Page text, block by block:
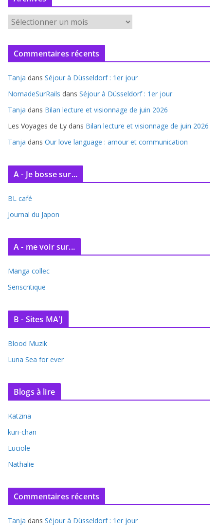
r
c
v
e
s
Commentaires récents
Tanja dans Séjour à Düsseldorf : 1er jour
NomadeSurRails dans Séjour à Düsseldorf : 1er jour
Tanja dans Bilan lecture et visionnage de juin 2026
Les Voyages de Ly dans Bilan lecture et visionnage de juin 2026
Tanja dans Our love language : amour et communication
A - Je bosse sur...
BL café
Journal du Japon
A - me voir sur...
Manga collec
Senscritique
B - Sites MA'J
Blood Muzik
Luna Sea for ever
Blogs à lire
Katzina
kuri-chan
Luciole
Nathalie
Commentaires récents
Tanja dans Séjour à Düsseldorf : 1er jour